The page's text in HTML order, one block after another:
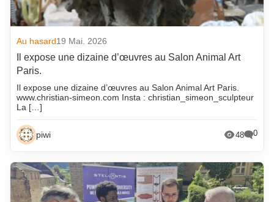
Au hasard19 Mai. 2026
Il expose une dizaine d’œuvres au Salon Animal Art
Paris.
Il expose une dizaine d’œuvres au Salon Animal Art Paris.
www.christian-simeon.com Insta : christian_simeon_sculpteur
La […]
piwi 48 0